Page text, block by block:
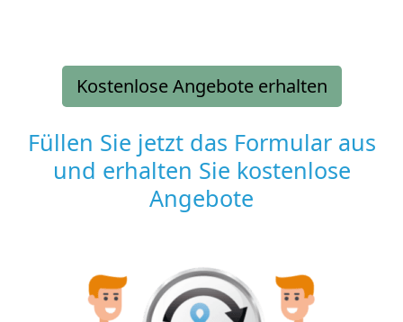
Kostenlose Angebote erhalten
Füllen Sie jetzt das Formular aus
und erhalten Sie kostenlose
Angebote